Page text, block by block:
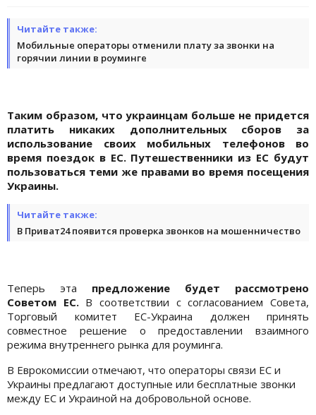
Читайте также:
Мобильные операторы отменили плату за звонки на
горячии линии в роуминге
Таким образом, что украинцам больше не придется
платить никаких дополнительных сборов за
использование своих мобильных телефонов во
время поездок в ЕС. Путешественники из ЕС будут
пользоваться теми же правами во время посещения
Украины.
Читайте также:
В Приват24 появится проверка звонков на мошенничество
Теперь эта предложение будет рассмотрено
Советом ЕС. В соответствии с согласованием Совета,
Торговый комитет ЕС-Украина должен принять
совместное решение о предоставлении взаимного
режима внутреннего рынка для роуминга.
В Еврокомиссии отмечают, что операторы связи ЕС и
Украины предлагают доступные или бесплатные звонки
между ЕС и Украиной на добровольной основе.